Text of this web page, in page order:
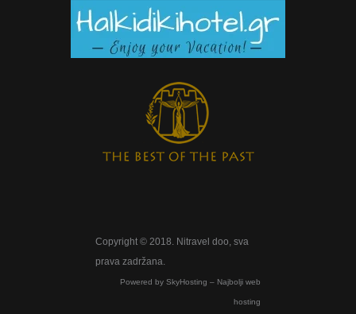
Copyright © 2018. Nitravel doo, sva
prava zadržana.
Powered by SkyHosting – Najbolji web
hosting